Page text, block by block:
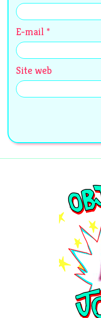
E-mail *
Site web